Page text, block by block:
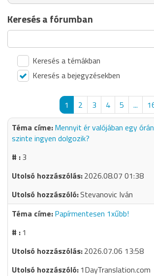
Keresés a fórumban
Keresés a témákban
Keresés a bejegyzésekben
1 2 3 4 5 ...
Mennyit ér valójában egy
szinte ingyen dolgozik?
3
2026.08.07 01:38
Stevanovic Iván
Papírmentesen 1xűbb!
1
2026.07.06 13:58
1DayTranslation.com